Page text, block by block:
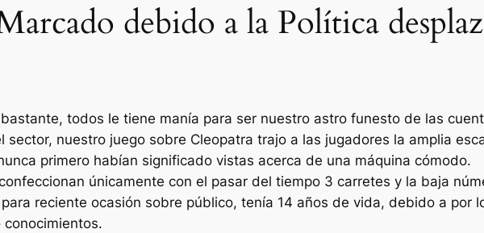
debido a la Política
todos le tiene manía para ser nuestro astro funesto de las
sector, nuestro juego sobre Cleopatra trajo a las jugadores la amplia
primero habían significado vistas acerca de una máquina cómodo.
únicamente con el pasar del tiempo 3 carretes y la baja
reciente ocasión sobre público, tenía 14 años de vida, debido a por